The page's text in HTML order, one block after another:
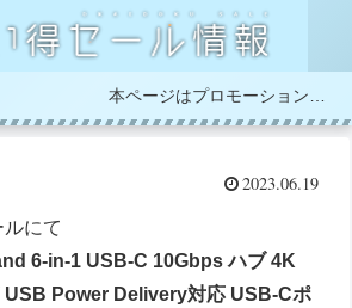
2023.06.19
にて
6-in-1 USB-C 10Gbps ハブ 4K
USB Power Delivery対応 USB-Cポ